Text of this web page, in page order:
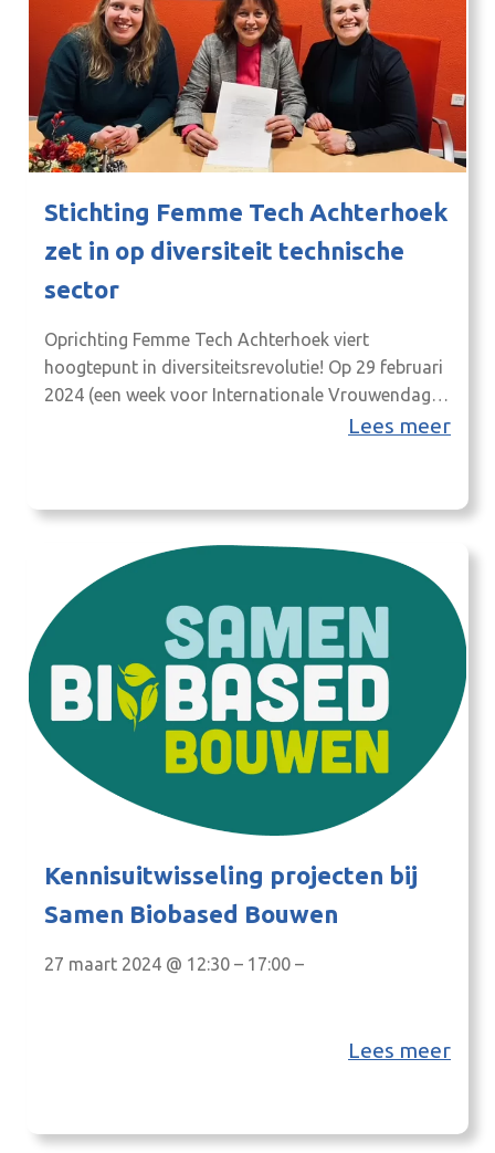
Stichting Femme Tech Achterhoek
zet in op diversiteit technische
sector
Oprichting Femme Tech Achterhoek viert
hoogtepunt in diversiteitsrevolutie! Op 29 februari
2024 (een week voor Internationale Vrouwendag
op 8 maart) is het initiatief Femme Tech
dynamische kracht die diversiteit in de technische
techniekdagen en voorlichtingsbijeenkomsten
hebben…
Lees meer
Kennisuitwisseling projecten bij
Samen Biobased Bouwen
27 maart 2024 @ 12:30 – 17:00 –
Lees meer